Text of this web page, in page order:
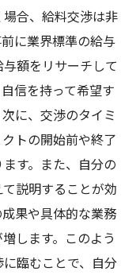
合、給料交渉は非
に業界標準の給与
額をリサーチして
信を持って希望す
に、交渉のタイミ
トの開始前や終了
す。また、自分の
説明することが効
果や具体的な業務
します。このよう
臨むことで、自分